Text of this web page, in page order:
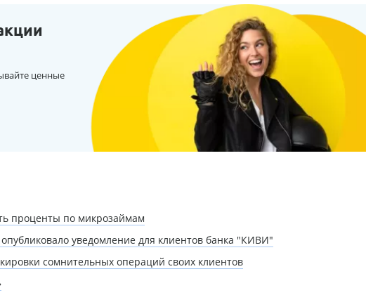
ценные
проценты по микрозаймам
уведомление для клиентов банка "КИВИ"
сомнительных операций своих клиентов